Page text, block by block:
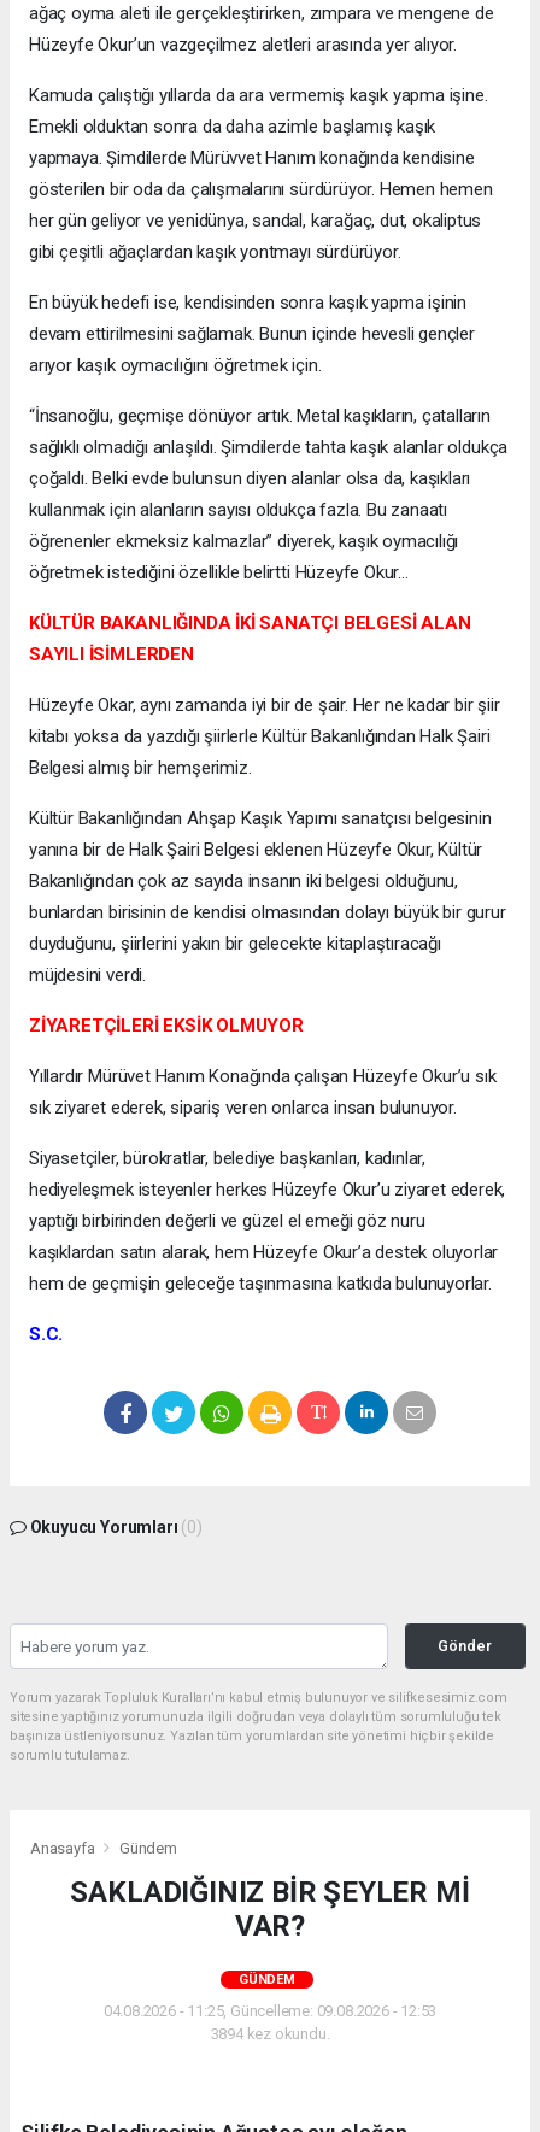
ağaç oyma aleti ile gerçekleştirirken, zımpara ve mengene de
Hüzeyfe Okur’un vazgeçilmez aletleri arasında yer alıyor.
Kamuda çalıştığı yıllarda da ara vermemiş kaşık yapma işine.
Emekli olduktan sonra da daha azimle başlamış kaşık
yapmaya. Şimdilerde Mürüvvet Hanım konağında kendisine
gösterilen bir oda da çalışmalarını sürdürüyor. Hemen hemen
her gün geliyor ve yenidünya, sandal, karağaç, dut, okaliptus
gibi çeşitli ağaçlardan kaşık yontmayı sürdürüyor.
En büyük hedefi ise, kendisinden sonra kaşık yapma işinin
devam ettirilmesini sağlamak. Bunun içinde hevesli gençler
arıyor kaşık oymacılığını öğretmek için.
“İnsanoğlu, geçmişe dönüyor artık. Metal kaşıkların, çatalların
sağlıklı olmadığı anlaşıldı. Şimdilerde tahta kaşık alanlar oldukça
çoğaldı. Belki evde bulunsun diyen alanlar olsa da, kaşıkları
kullanmak için alanların sayısı oldukça fazla. Bu zanaatı
öğrenenler ekmeksiz kalmazlar” diyerek, kaşık oymacılığı
öğretmek istediğini özellikle belirtti Hüzeyfe Okur…
KÜLTÜR BAKANLIĞINDA İKİ SANATÇI BELGESİ ALAN
SAYILI İSİMLERDEN
Hüzeyfe Okar, aynı zamanda iyi bir de şair. Her ne kadar bir şiir
kitabı yoksa da yazdığı şiirlerle Kültür Bakanlığından Halk Şairi
Belgesi almış bir hemşerimiz.
Kültür Bakanlığından Ahşap Kaşık Yapımı sanatçısı belgesinin
yanına bir de Halk Şairi Belgesi eklenen Hüzeyfe Okur, Kültür
Bakanlığından çok az sayıda insanın iki belgesi olduğunu,
bunlardan birisinin de kendisi olmasından dolayı büyük bir gurur
duyduğunu, şiirlerini yakın bir gelecekte kitaplaştıracağı
müjdesini verdi.
ZİYARETÇİLERİ EKSİK OLMUYOR
Yıllardır Mürüvet Hanım Konağında çalışan Hüzeyfe Okur’u sık
sık ziyaret ederek, sipariş veren onlarca insan bulunuyor.
Siyasetçiler, bürokratlar, belediye başkanları, kadınlar,
hediyeleşmek isteyenler herkes Hüzeyfe Okur’u ziyaret ederek,
yaptığı birbirinden değerli ve güzel el emeği göz nuru
kaşıklardan satın alarak, hem Hüzeyfe Okur’a destek oluyorlar
hem de geçmişin geleceğe taşınmasına katkıda bulunuyorlar.
S.C.
Okuyucu Yorumları (0)
Gönder
Yorum yazarak Topluluk Kuralları’nı kabul etmiş bulunuyor ve silifkesesimiz.com
sitesine yaptığınız yorumunuzla ilgili doğrudan veya dolaylı tüm sorumluluğu tek
başınıza üstleniyorsunuz. Yazılan tüm yorumlardan site yönetimi hiçbir şekilde
sorumlu tutulamaz.
Anasayfa Gündem
SAKLADIĞINIZ BİR ŞEYLER Mİ
VAR?
GÜNDEM
04.08.2026 - 11:25, Güncelleme: 09.08.2026 - 12:53
3894 kez okundu.